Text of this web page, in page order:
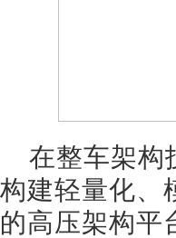
在整车架构
构建轻量化、
的高压架构平